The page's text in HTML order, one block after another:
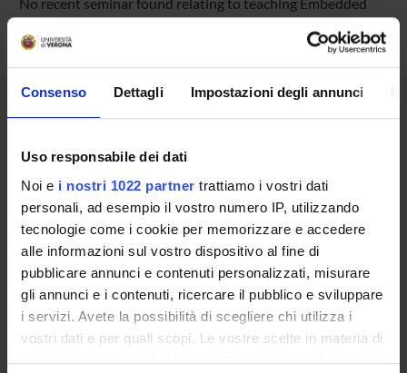
Consenso Dettagli Impostazioni degli annunci
Uso responsabile dei dati
Noi e i nostri 1022 partner trattiamo i vostri dati
personali, ad esempio il vostro numero IP, utilizzando
tecnologie come i cookie per memorizzare e accedere
alle informazioni sul vostro dispositivo al fine di
pubblicare annunci e contenuti personalizzati, misurare
gli annunci e i contenuti, ricercare il pubblico e sviluppare
i servizi. Avete la possibilità di scegliere chi utilizza i
vostri dati e per quali scopi. Le vostre scelte in materia di
privacy sono applicabili solo su questa proprietà digitale
systems design .
PHD PROGRAMMES AND POSTGRADUATE
TRAINING
Contacts
People
Places
Calendar